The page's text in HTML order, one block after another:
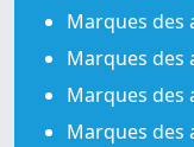
Marques des
Marques des
Marques des
Marques des